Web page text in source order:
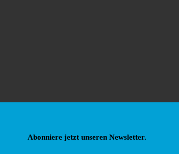
Abonniere jetzt unseren Newsletter.